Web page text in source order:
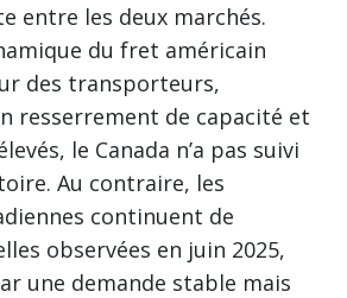
entre les deux marchés.
du fret américain
des transporteurs,
resserrement de capacité et
le Canada n’a pas suivi
Au contraire, les
continuent de
observées en juin 2025,
une demande stable mais